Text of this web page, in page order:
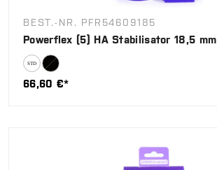
BEST.-NR. PFR54609185
Powerflex (5) HA Stabilisator 18,5 mm
66,60 €*